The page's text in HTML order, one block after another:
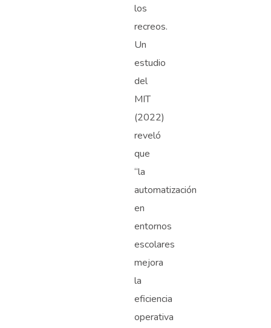
los
recreos.
Un
estudio
del
MIT
(2022)
reveló
que
“la
automatización
en
entornos
escolares
mejora
la
eficiencia
operativa